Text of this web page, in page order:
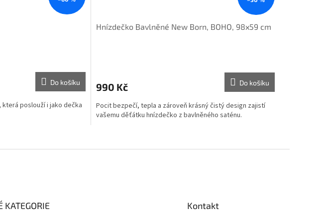
Do košíku
poslouží i jako dečka
Hnízdečko Bavlněné New Born, BOHO, 98x59 cm
990 Kč Do košíku
Pocit bezpečí, tepla a zároveň krásný čistý design zajistí
vašemu děťátku hnízdečko z bavlněného saténu.
KATEGORIE Kontakt